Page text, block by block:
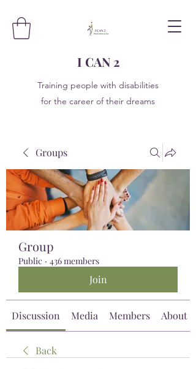
I CAN 2
Training people with disabilities
for the career of their dreams
Groups
Group
Public · 436 members
Join
Discussion Media Members About
Back